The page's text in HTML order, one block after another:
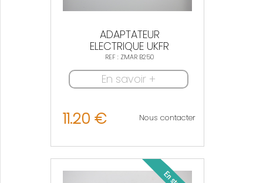
ADAPTATEUR
ELECTRIQUE UKFR
REF : ZMAR B250
En savoir +
11.20 € Nous contacter